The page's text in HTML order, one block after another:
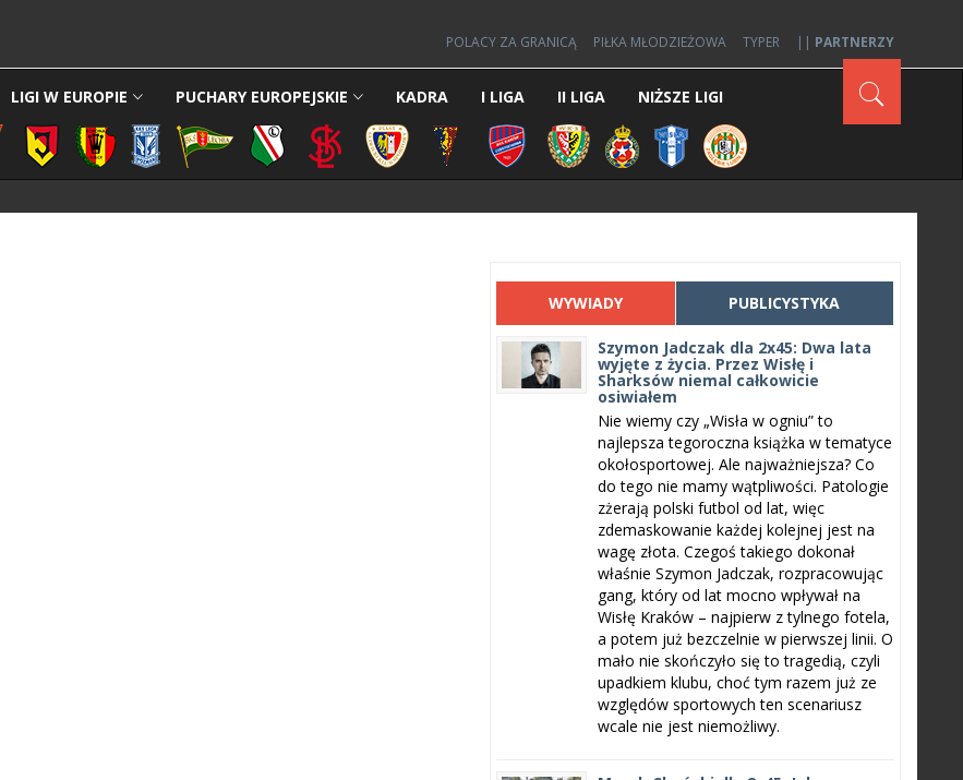
POLACY ZA GRANICĄ PIŁKA MŁODZIEŻOWA TYPER || PARTNERZY
LIGI W EUROPIE PUCHARY EUROPEJSKIE KADRA I LIGA II LIGA NIŻSZE LIGI
WYWIADY PUBLICYSTYKA
Szymon Jadczak dla 2x45: Dwa lata
wyjęte z życia. Przez Wisłę i
Sharksów niemal całkowicie
osiwiałem
Nie wiemy czy „Wisła w ogniu” to
najlepsza tegoroczna książka w tematyce
okołosportowej. Ale najważniejsza? Co
do tego nie mamy wątpliwości. Patologie
zżerają polski futbol od lat, więc
zdemaskowanie każdej kolejnej jest na
wagę złota. Czegoś takiego dokonał
właśnie Szymon Jadczak, rozpracowując
gang, który od lat mocno wpływał na
Wisłę Kraków – najpierw z tylnego fotela,
a potem już bezczelnie w pierwszej linii. O
mało nie skończyło się to tragedią, czyli
upadkiem klubu, choć tym razem już ze
względów sportowych ten scenariusz
wcale nie jest niemożliwy.